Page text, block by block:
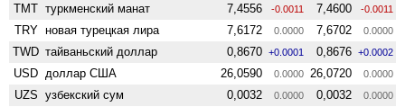
TMT туркменский манат 7,4556 -0.0011 7,4600 -0.0011
TRY новая турецкая лира 7,6172 0.0000 7,6702 0.0000
TWD тайваньский доллар 0,8670 +0.0001 0,8676 +0.0002
USD доллар США 26,0590 0.0000 26,0720 0.0000
UZS узбекский сум 0,0032 0.0000 0,0032 0.0000